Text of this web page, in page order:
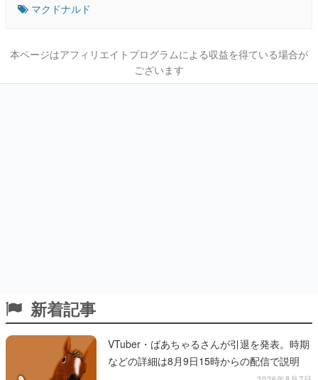
マクドナルド
本ページはアフィリエイトプログラムによる収益を得ている場合が
ございます
新着記事
VTuber・ばあちゃるさんが引退を発表。時期
などの詳細は8月9日15時からの配信で説明